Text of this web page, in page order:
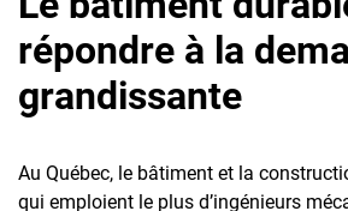
répondre à la
grandissante
Au Québec, le bâtiment et la
qui emploient le plus d’ingénieurs